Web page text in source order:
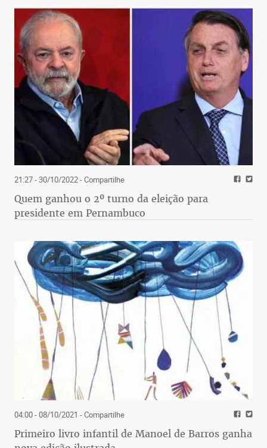
21:27 - 30/10/2022- Compartilhe
Quem ganhou o 2º turno da eleição para
presidente em Pernambuco
04:00 - 08/10/2021 - Compartilhe
Primeiro livro infantil de Manoel de Barros ganha